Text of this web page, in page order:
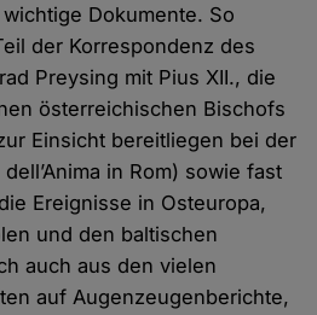
Dokumente. So
der Korrespondenz des
Preysing mit Pius XII., die
österreichischen Bischofs
Einsicht bereitliegen bei der
in Rom) sowie fast
Ereignisse in Osteuropa,
und den baltischen
auch aus den vielen
auf Augenzeugenberichte,